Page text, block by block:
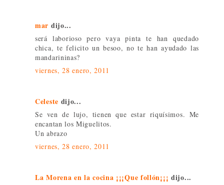
mar dijo...
será laborioso pero vaya pinta te han quedado
chica, te felicito un besoo, no te han ayudado las
mandarininas?
viernes, 28 enero, 2011
Celeste dijo...
Se ven de lujo, tienen que estar riquísimos. Me
encantan los Miguelitos.
Un abrazo
viernes, 28 enero, 2011
La Morena en la cocina ¡¡¡Que follón¡¡¡ dijo...